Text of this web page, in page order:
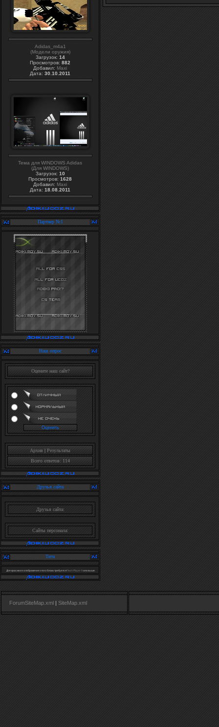
Adidas_m4a1
(Модели оружия)
Загрузок: 14
Просмотров: 882
Добавил: Maxi
Дата: 30.10.2011
Тема для WINDOWS Adidas
(Для WINDOWS)
Загрузок: 10
Просмотров: 1628
Добавил: Maxi
Дата: 18.08.2011
Партнер №1
Наш опрос
Оцените наш сайт?
Архив | Результаты
Всего ответов: 114
Друзья сайта
Друзья сайта:
Сайты персонала:
Теги
Для красивого отображения этого блока требуетсяFlash Player 9или выше.
ForumSiteMap.xml | SiteMap.xml